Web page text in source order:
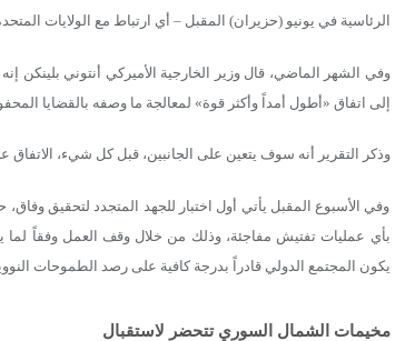
الرئاسية في يونيو (حزيران) المقبل – أي ارتباط مع الولايات
وفي الشهر الماضي، قال وزير الخارجية الأميركي أنتوني بلينكن
إلى اتفاق «أطول أمداً وأكثر قوة» لمعالجة ما وصفه بالقضايا
وذكر التقرير أنه سوف يتعين على الجانبين، قبل كل شيء، الاتفاق
وفي الأسبوع المقبل يأتي أول اختبار للجهد المتجدد لتحقيق
يكون المجتمع الدولي قادراً بدرجة كافية على رصد الطموحات
مخيمات الشمال السوري تتحضر لاستقبال